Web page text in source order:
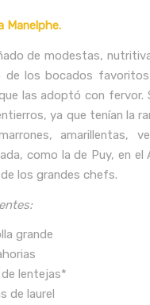
Manelphe.
de modestas,
de los bocados
las adoptó con fervor.
ya que tenían la
amarillentas,
como la de Puy, en
los grandes chefs.
grande
de lentejas*
de laurel